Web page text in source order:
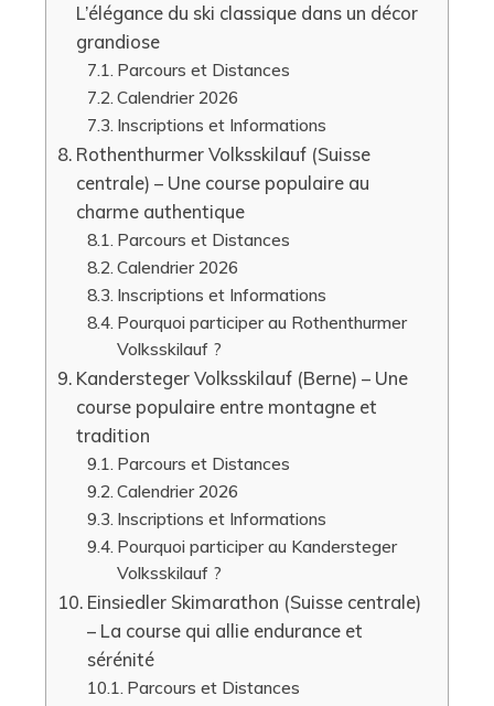
L’élégance du ski classique dans un décor
grandiose
Parcours et Distances
Calendrier 2026
Inscriptions et Informations
Rothenthurmer Volksskilauf (Suisse
centrale) – Une course populaire au
charme authentique
Parcours et Distances
Calendrier 2026
Inscriptions et Informations
Pourquoi participer au Rothenthurmer
Volksskilauf ?
Kandersteger Volksskilauf (Berne) – Une
course populaire entre montagne et
tradition
Parcours et Distances
Calendrier 2026
Inscriptions et Informations
Pourquoi participer au Kandersteger
Volksskilauf ?
Einsiedler Skimarathon (Suisse centrale)
– La course qui allie endurance et
sérénité
Parcours et Distances